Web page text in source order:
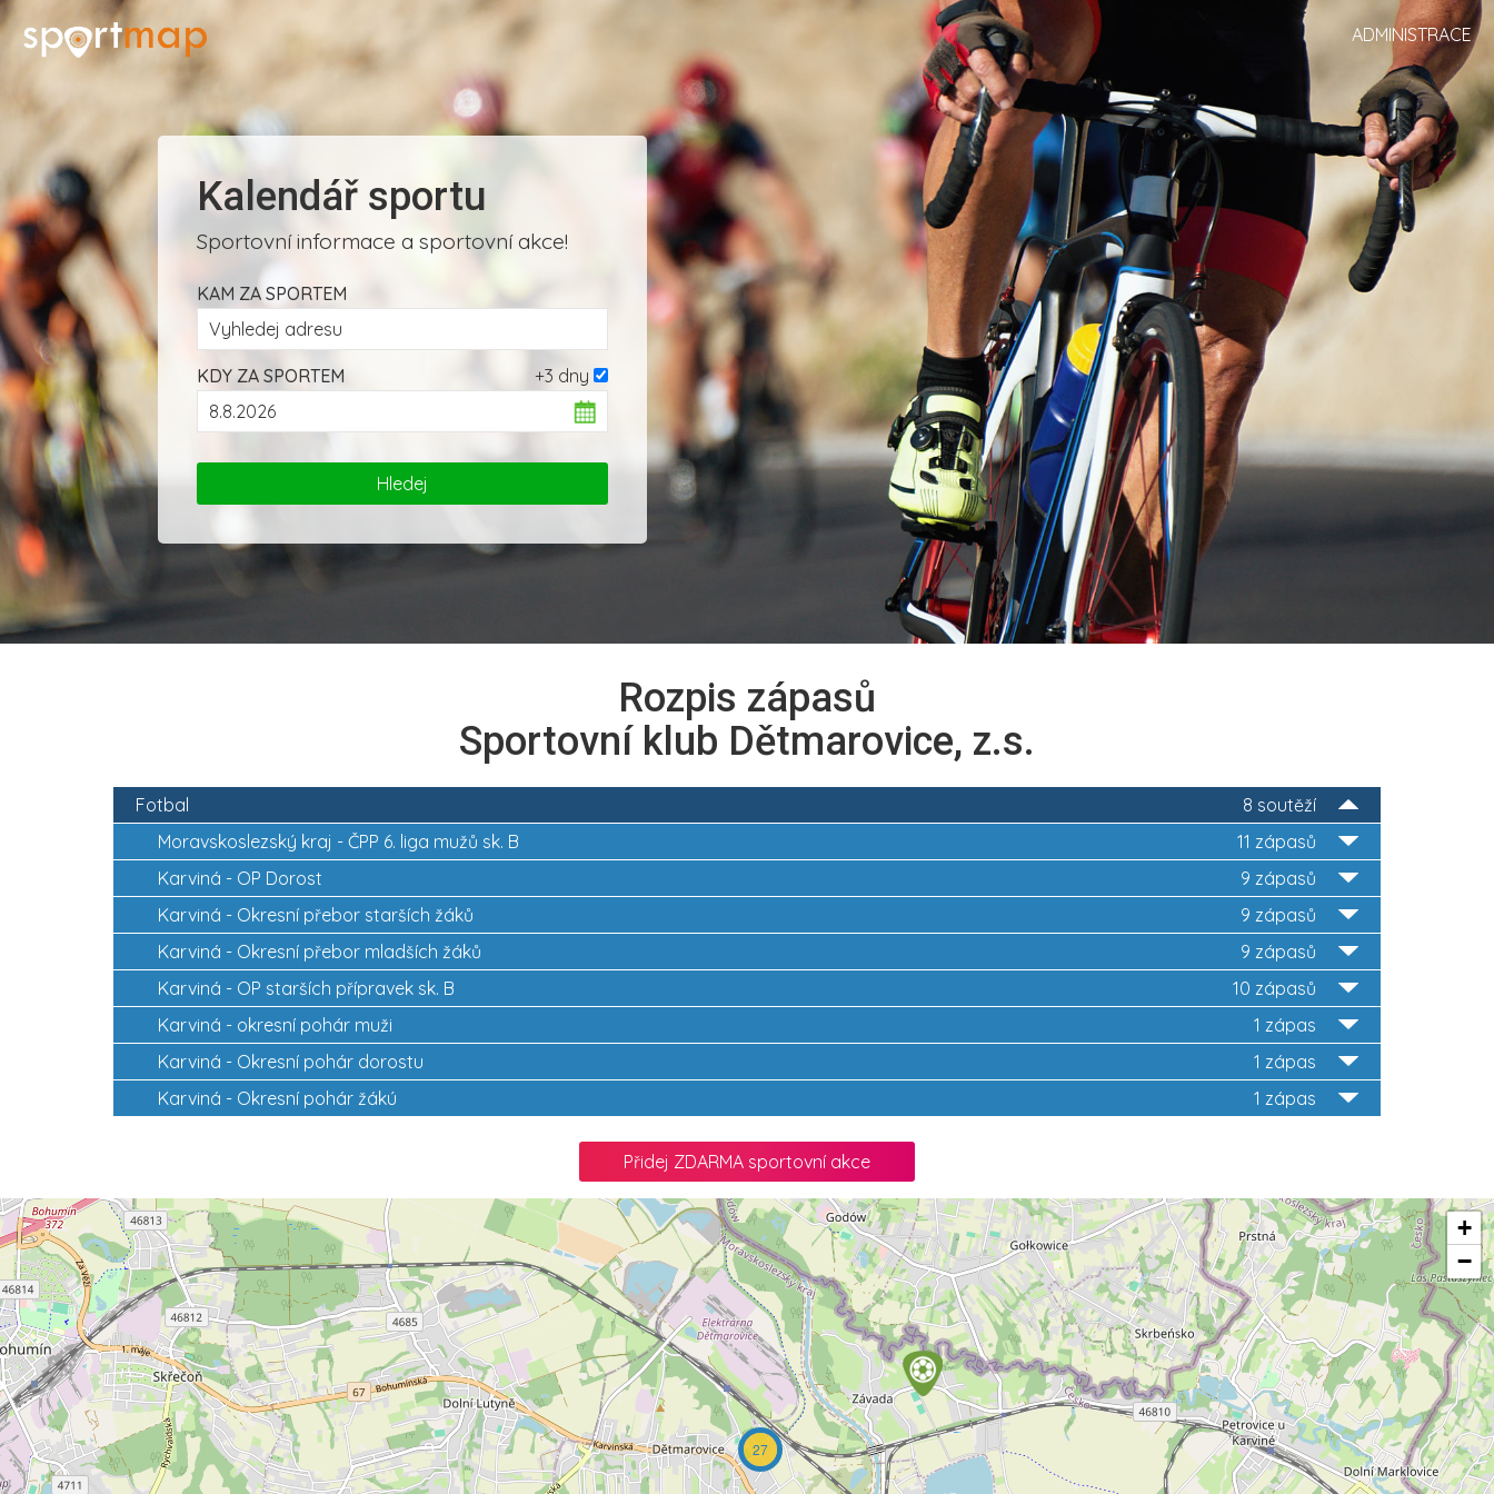
ADMINISTRACE
Kalendář sportu
Sportovní informace a sportovní akce!
KAM ZA SPORTEM
+3 dny
KDY ZA SPORTEM
Rozpis zápasů
Sportovní klub Dětmarovice, z.s.
8 soutěží
Fotbal
11 zápasů
Moravskoslezský kraj - ČPP 6. liga mužů sk. B
9 zápasů
Karviná - OP Dorost
9 zápasů
Karviná - Okresní přebor starších žáků
9 zápasů
Karviná - Okresní přebor mladších žáků
10 zápasů
Karviná - OP starších přípravek sk. B
1 zápas
Karviná - okresní pohár muži
1 zápas
Karviná - Okresní pohár dorostu
1 zápas
Karviná - Okresní pohár žákú
Přidej ZDARMA sportovní akce
27
+
−